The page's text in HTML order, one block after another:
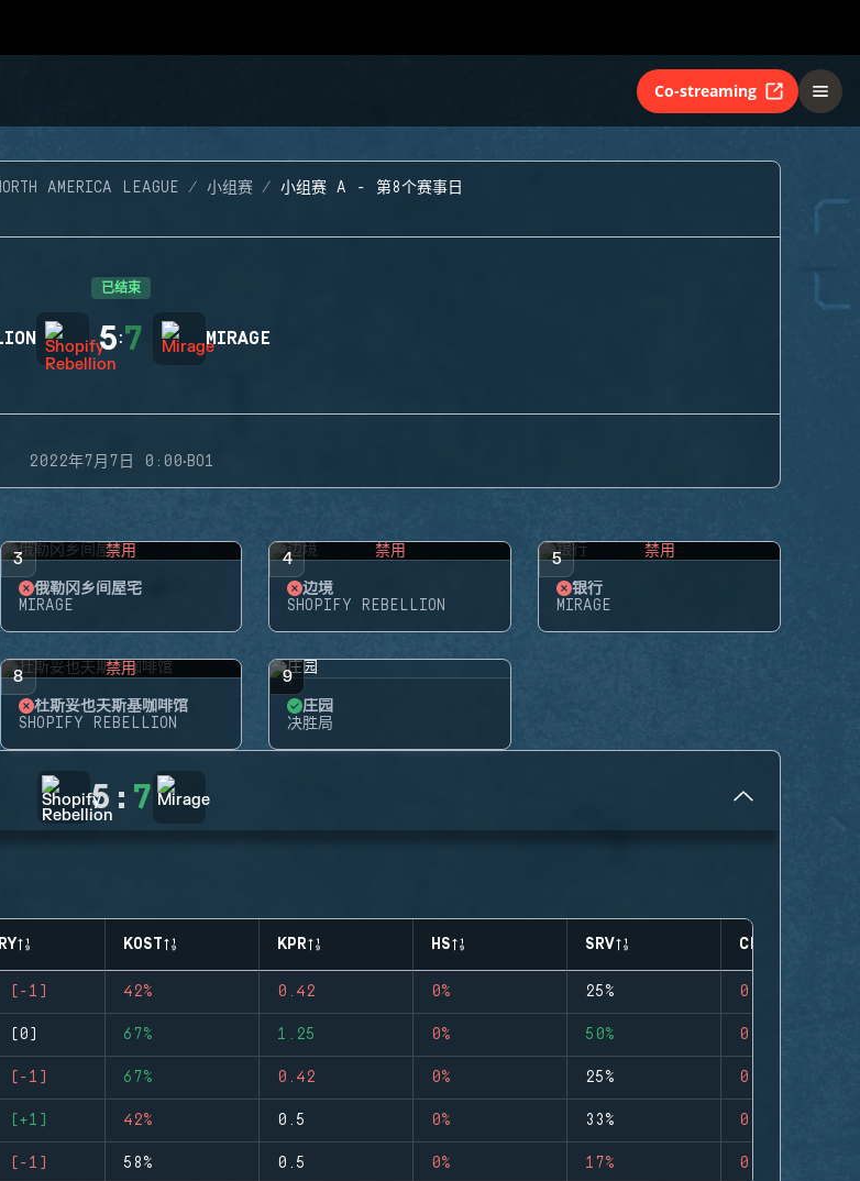
Co-streaming
AMERICA LEAGUE 小组赛 小组赛 A - 第8个赛事日
已结束
5:7 MIRAGE
2022年7月7日 0:00·BO1
3 禁用
俄勒冈乡间屋宅
MIRAGE
4 禁用
边境
SHOPIFY REBELLION
5 禁用
银行
MIRAGE
8 禁用
杜斯妥也夫斯基咖啡馆
SHOPIFY REBELLION
9
庄园
决胜局
5 : 7
KOST KPR HS SRV CLUTCHES
(-1) 42% 0.42 0% 25% 0
(0) 67% 1.25 0% 50% 0
(-1) 67% 0.42 0% 25% 0
(+1) 42% 0.5 0% 33% 0
(-1) 58% 0.5 0% 17% 0